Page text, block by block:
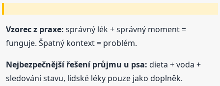
Vzorec z praxe: správný lék + správný moment =
funguje. Špatný kontext = problém.
Nejbezpečnější řešení průjmu u psa: dieta + voda +
sledování stavu, lidské léky pouze jako doplněk.